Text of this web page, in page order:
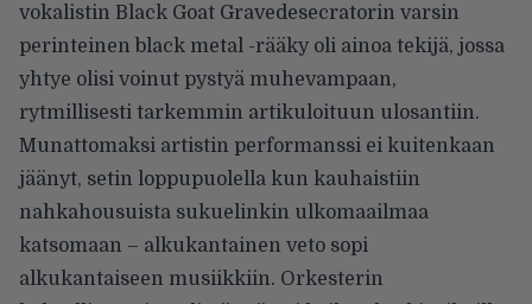
vokalistin Black Goat Gravedesecratorin varsin
perinteinen black metal -rääky oli ainoa tekijä, jossa
yhtye olisi voinut pystyä muhevampaan,
rytmillisesti tarkemmin artikuloituun ulosantiin.
Munattomaksi artistin performanssi ei kuitenkaan
jäänyt, setin loppupuolella kun kauhaistiin
nahkahousuista sukuelinkin ulkomaailmaa
katsomaan – alkukantainen veto sopi
alkukantaiseen musiikkiin. Orkesterin